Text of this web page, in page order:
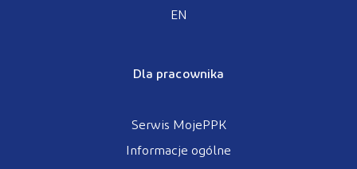
EN
Dla pracownika
Serwis MojePPK
Informacje ogólne